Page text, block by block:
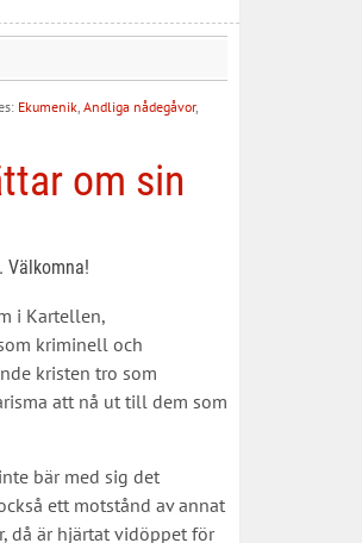
Ekumenik, Andliga nådegåvor,
om sin
Välkomna!
i Kartellen,
kriminell och
kristen tro som
att nå ut till dem som
bär med sig det
ett motstånd av annat
då är hjärtat vidöppet för